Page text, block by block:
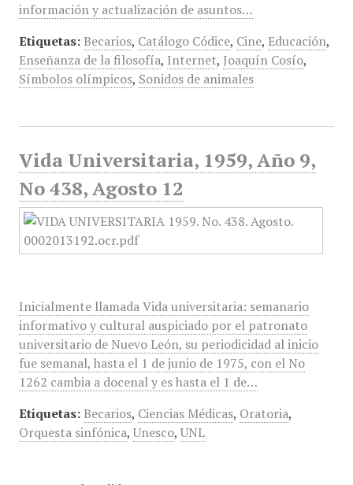
información y actualización de asuntos…
Etiquetas: Becarios, Catálogo Códice, Cine, Educación,
Enseñanza de la filosofía, Internet, Joaquín Cosío,
Símbolos olímpicos, Sonidos de animales
Vida Universitaria, 1959, Año 9,
No 438, Agosto 12
Inicialmente llamada Vida universitaria: semanario
informativo y cultural auspiciado por el patronato
universitario de Nuevo León, su periodicidad al inicio
fue semanal, hasta el 1 de junio de 1975, con el No
1262 cambia a docenal y es hasta el 1 de…
Etiquetas: Becarios, Ciencias Médicas, Oratoria,
Orquesta sinfónica, Unesco, UNL